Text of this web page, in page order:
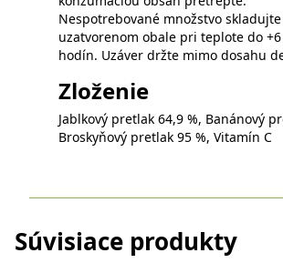
Nespotrebované množstvo
uzatvorenom obale pri teplote do +6
hodín. Uzáver držte mimo dosahu
Zloženie
Jablkový pretlak 64,9 %, Banánový
Broskyňový pretlak 95 %, Vitamín C
Súvisiace produkty